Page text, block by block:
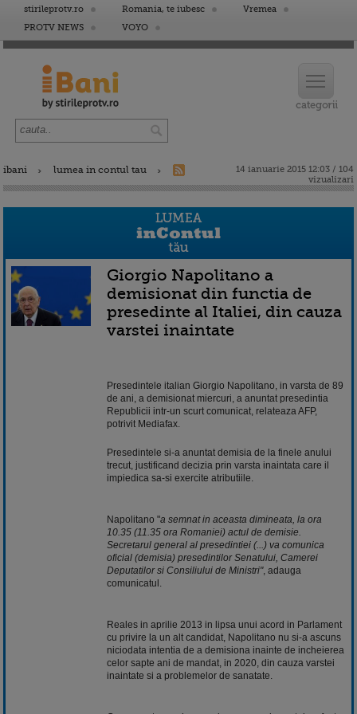
stirileprotv.ro Romania, te iubesc
Vremea
PROTV NEWS
VOYO
ibani lumea in contul tau
14 ianuarie 2015 12:03 / 104
vizualizari
Giorgio Napolitano a
demisionat din functia de
presedinte al Italiei, din cauza
varstei inaintate
Presedintele italian Giorgio Napolitano, in varsta de 89
de ani, a demisionat miercuri, a anuntat presedintia
Republicii intr-un scurt comunicat, relateaza AFP,
potrivit Mediafax.
Presedintele si-a anuntat demisia de la finele anului
trecut, justificand decizia prin varsta inaintata care il
impiedica sa-si exercite atributiile.
Napolitano "a semnat in aceasta dimineata, la ora
10.35 (11.35 ora Romaniei) actul de demisie.
Secretarul general al presedintiei (...) va comunica
oficial (demisia) presedintilor Senatului, Camerei
Deputatilor si Consiliului de Ministri", adauga
comunicatul.
Reales in aprilie 2013 in lipsa unui acord in Parlament
cu privire la un alt candidat, Napolitano nu si-a ascuns
niciodata intentia de a demisiona inainte de incheierea
celor sapte ani de mandat, in 2020, din cauza varstei
inaintate si a problemelor de sanatate.